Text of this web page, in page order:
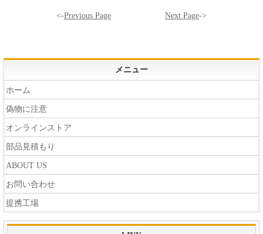
<-Previous Page Next Page->
メニュー
ホーム
偽物に注意
オンラインストア
部品見積もり
ABOUT US
お問い合わせ
提携工場